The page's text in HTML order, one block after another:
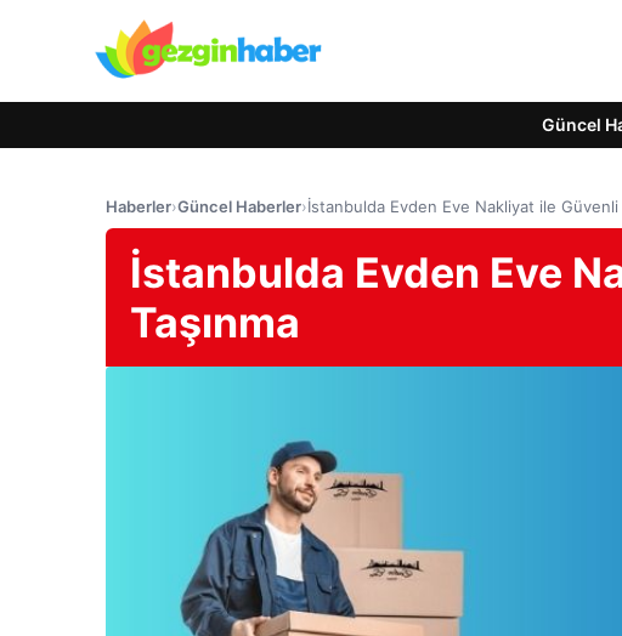
Güncel
Haberler›Güncel Haberler›İstanbulda Evden Eve Nakliyat ile Güvenli
İstanbulda Evden Eve
Taşınma